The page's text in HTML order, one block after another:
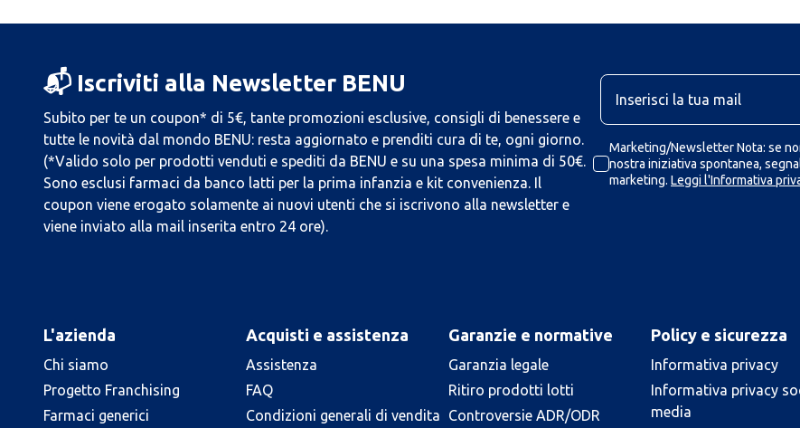
📬 Iscriviti alla Newsletter BENU
Subito per te un coupon* di 5€, tante promozioni esclusive, consigli di benessere e
tutte le novità dal mondo BENU: resta aggiornato e prenditi cura di te, ogni giorno.
(*Valido solo per prodotti venduti e spediti da BENU e su una spesa minima di 50€.
Sono esclusi farmaci da banco latti per la prima infanzia e kit convenienza. Il
coupon viene erogato solamente ai nuovi utenti che si iscrivono alla newsletter e
viene inviato alla mail inserita entro 24 ore).
Marketing/Newsletter Nota: se
nostra iniziativa spontanea,
marketing. Leggi l'Informativa
L'azienda
Chi siamo
Progetto Franchising
Farmaci generici
Acquisti e assistenza
Assistenza
FAQ
Condizioni generali di vendita
Garanzie e normative
Garanzia legale
Ritiro prodotti lotti
Controversie ADR/ODR
Policy e sicurezza
Informativa privacy
Informativa privacy
media